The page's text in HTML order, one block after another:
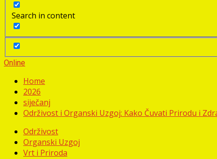
Search in content
Online
Home
2026
siječanj
Održivost i Organski Uzgoj: Kako Čuvati Prirodu i
Održivost
Organski Uzgoj
Vrt i Priroda